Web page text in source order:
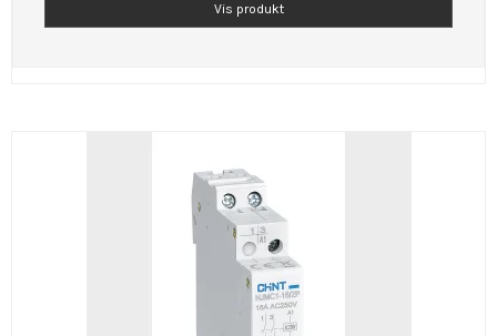
Vis produkt